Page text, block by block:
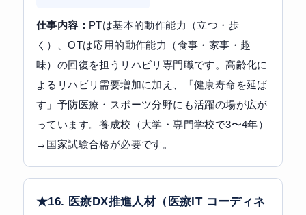
仕事内容： PTは基本的動作能力（立つ・歩
く）、OTは応用的動作能力（食事・家事・趣
味）の回復を担うリハビリ専門職です。高齢化に
よるリハビリ需要増加に加え、「健康寿命を延ば
す」予防医療・スポーツ分野にも活躍の場が広が
っています。養成校（大学・専門学校で3〜4年）
→国家試験合格が必要です。
★16. 医療DX推進人材（医療IT コーディネ